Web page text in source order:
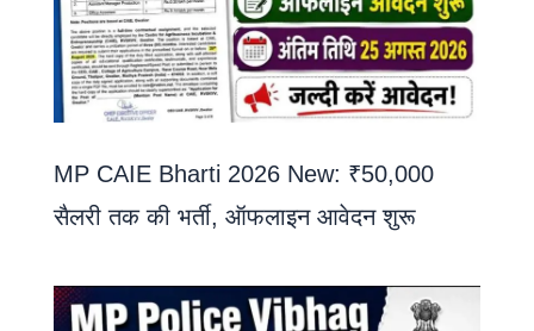
MP CAIE Bharti 2026 New: ₹50,000
सैलरी तक की भर्ती, ऑफलाइन आवेदन शुरू